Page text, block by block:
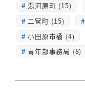
湯河原町 (15)
二宮町 (15)
小田原市橘 (4)
青年部事務局 (8)